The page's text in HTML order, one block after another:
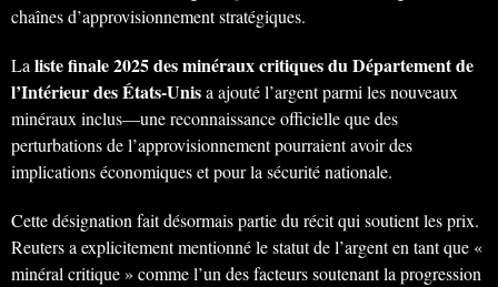
chaînes d’approvisionnement stratégiques.
Laliste finale 2025 des minéraux critiques du Département de
l’Intérieur des États-Unisa ajouté l’argent parmi les nouveaux
minéraux inclus—une reconnaissance officielle que des
perturbations de l’approvisionnement pourraient avoir des
implications économiques et pour la sécurité nationale.
Cette désignation fait désormais partie du récit qui soutient les prix.
Reuters a explicitement mentionné le statut de l’argent en tant que «
minéral critique » comme l’un des facteurs soutenant la progression